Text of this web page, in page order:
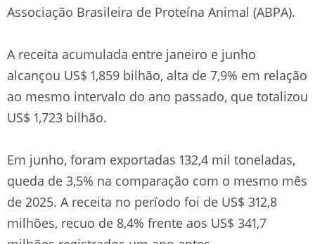
Associação Brasileira de Proteína Animal (ABPA).
A receita acumulada entre janeiro e junho
alcançou US$ 1,859 bilhão, alta de 7,9% em relação
ao mesmo intervalo do ano passado, que totalizou
US$ 1,723 bilhão.
Em junho, foram exportadas 132,4 mil toneladas,
queda de 3,5% na comparação com o mesmo mês
de 2025. A receita no período foi de US$ 312,8
milhões, recuo de 8,4% frente aos US$ 341,7